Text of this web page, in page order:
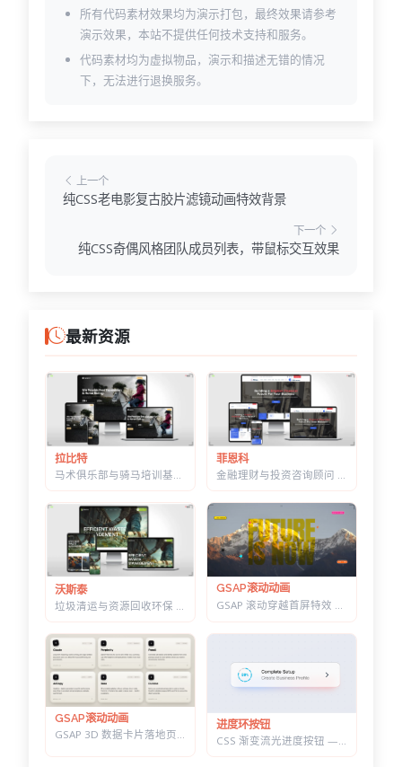
所有代码素材效果均为演示打包，最终效果请参考
演示效果，本站不提供任何技术支持和服务。
代码素材均为虚拟物品，演示和描述无错的情况
下，无法进行退换服务。
上一个
纯CSS老电影复古胶片滤镜动画特效背景
下一个
纯CSS奇偶风格团队成员列表，带鼠标交互效果
最新资源
拉比特
马术俱乐部与骑马培训基地 HTML 建站模板 | 骑术课程/马场活动/教练团队
菲恩科
金融理财与投资咨询顾问 HTML 建站模板 | 三套首页/W3C 校验/含商店模块
沃斯泰
垃圾清运与资源回收环保 HTML 建站模板 | 再生利用/安全处置/环卫服务商官网
GSAP滚动动画
GSAP滚动动画
GSAP 3D 数据卡片落地页 — 滚动分屏动画与鼠标跟随倾斜布局效果
进度环按钮
CSS 渐变流光进度按钮 — 底部光晕描边，悬停自动涨进度